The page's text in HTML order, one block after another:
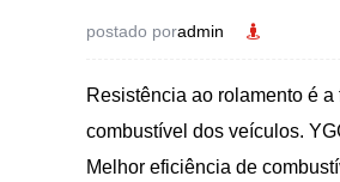
postado poradmin
Resistência ao rolamento é a
combustível dos veículos.
Melhor eficiência de